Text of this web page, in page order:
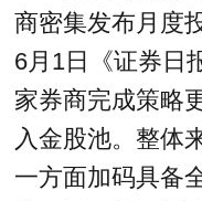
商密集发布月度
6月1日《证券日
家券商完成策略
入金股池。整体
一方面加码具备